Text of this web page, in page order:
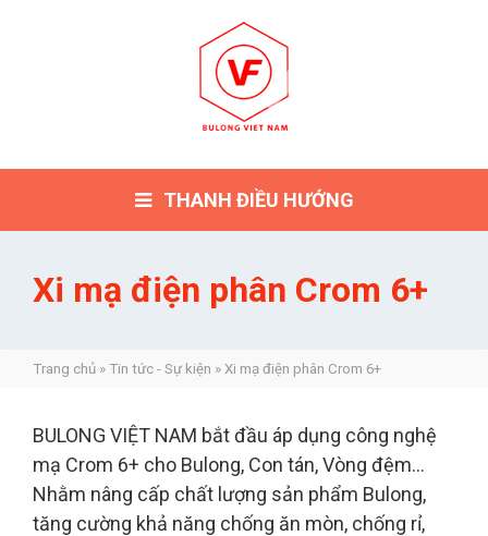
THANH ĐIỀU HƯỚNG
Xi mạ điện phân Crom 6+
Trang chủ » Tin tức - Sự kiện » Xi mạ điện phân Crom 6+
BULONG VIỆT NAM bắt đầu áp dụng công nghệ
mạ Crom 6+ cho Bulong, Con tán, Vòng đệm...
Nhằm nâng cấp chất lượng sản phẩm Bulong,
tăng cường khả năng chống ăn mòn, chống rỉ,